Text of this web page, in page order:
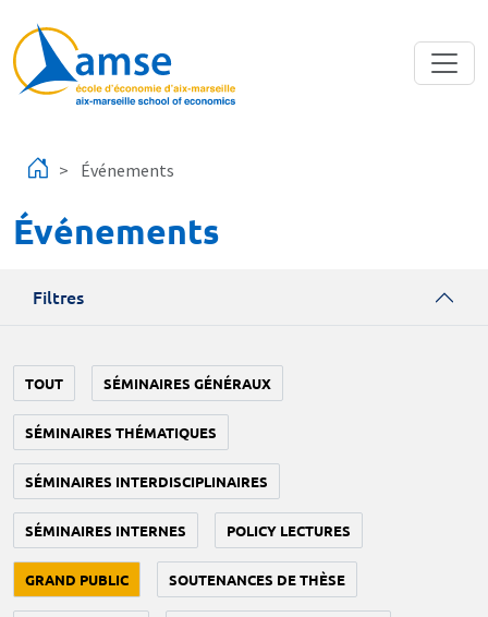
Événements
Événements
Filtres
TOUT SÉMINAIRES GÉNÉRAUX
SÉMINAIRES THÉMATIQUES
SÉMINAIRES INTERDISCIPLINAIRES
SÉMINAIRES INTERNES POLICY LECTURES
GRAND PUBLIC SOUTENANCES DE THÈSE